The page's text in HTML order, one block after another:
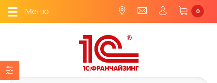
Меню 0